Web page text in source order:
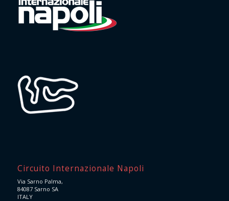
Circuito Internazionale Napoli
Via Sarno Palma,
84087 Sarno SA
ITALY